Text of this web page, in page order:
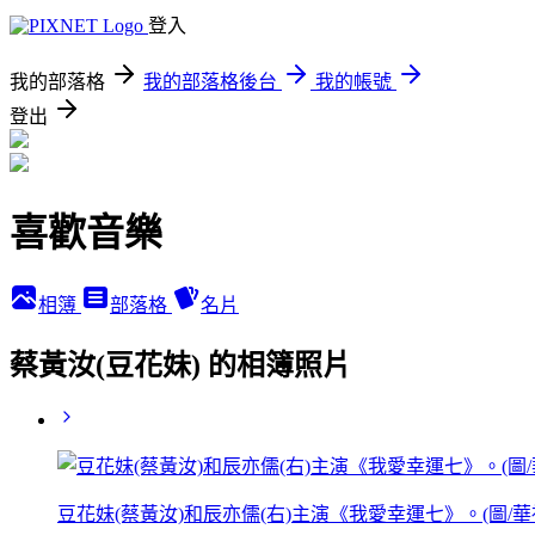
登入
我的部落格 我的部落格後台
我的帳號
登出
喜歡音樂
相簿 部落格 名片
蔡黃汝(豆花妹) 的相簿照片
豆花妹(蔡黃汝)和辰亦儒(右)主演《我愛幸運七》。(圖/華